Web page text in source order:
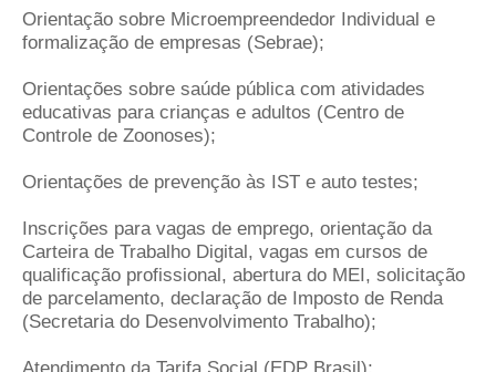
Orientação sobre Microempreendedor Individual e
formalização de empresas (Sebrae);
Orientações sobre saúde pública com atividades
educativas para crianças e adultos (Centro de
Controle de Zoonoses);
Orientações de prevenção às IST e auto testes;
Inscrições para vagas de emprego, orientação da
Carteira de Trabalho Digital, vagas em cursos de
qualificação profissional, abertura do MEI, solicitação
de parcelamento, declaração de Imposto de Renda
(Secretaria do Desenvolvimento Trabalho);
Atendimento da Tarifa Social (EDP Brasil);